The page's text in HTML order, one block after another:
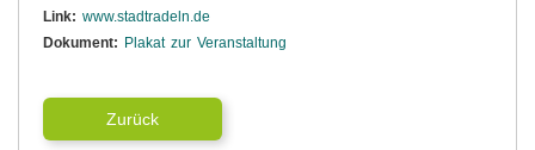
Link: www.stadtradeln.de
Dokument: Plakat zur Veranstaltung
Zurück